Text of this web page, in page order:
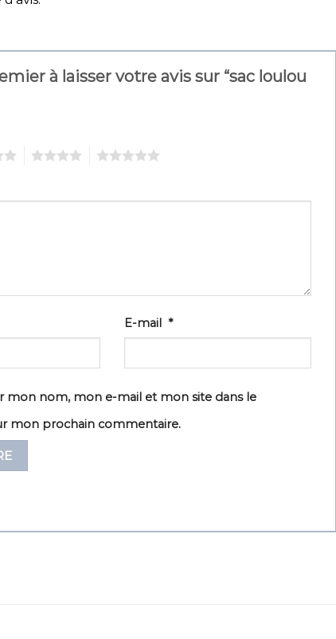
à laisser votre avis sur “sac loulou
E-mail*
mon nom, mon e-mail et mon site dans le
mon prochain commentaire.